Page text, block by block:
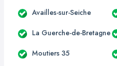
Availles-sur-Seiche
La Guerche-de-Bretagne
Moutiers 35